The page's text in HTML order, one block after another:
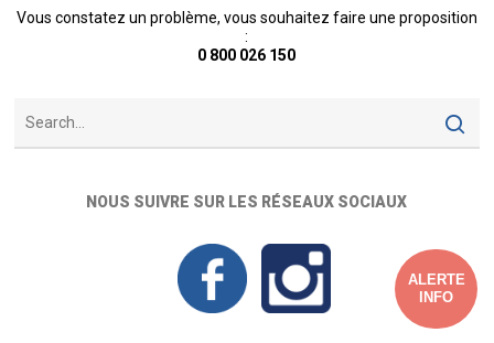
Vous constatez un problème, vous souhaitez faire une proposition
:
0 800 026 150
NOUS SUIVRE SUR LES RÉSEAUX SOCIAUX
ALERTE
INFO